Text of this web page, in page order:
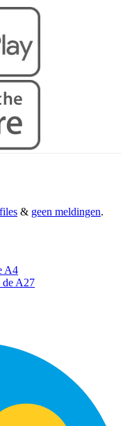
& geen meldingen.
A4
de A27